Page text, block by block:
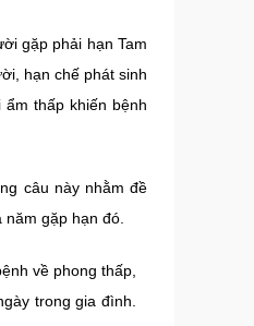
gặp phải hạn Tam
hạn chế phát sinh
thấp khiến bệnh
câu này nhằm đề
gặp hạn đó.
về phong thấp,
trong gia đình.